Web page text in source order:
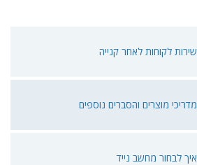
שירות לקוחות לאחר קנייה
מדריכי מוצרים והסברים נוספים
איך לבחור מחשב נייד